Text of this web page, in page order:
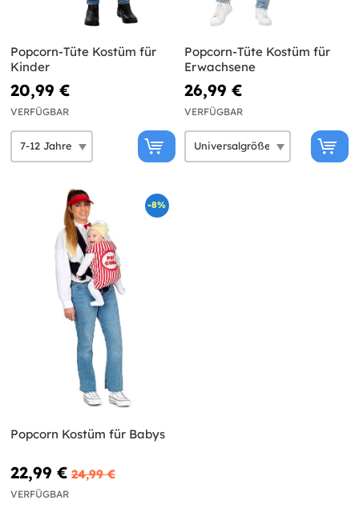
Popcorn-Tüte Kostüm für
Kinder
20,99 €
VERFÜGBAR
Popcorn-Tüte Kostüm für
Erwachsene
26,99 €
VERFÜGBAR
-8%
Popcorn Kostüm für Babys
22,99 € 24,99 €
VERFÜGBAR